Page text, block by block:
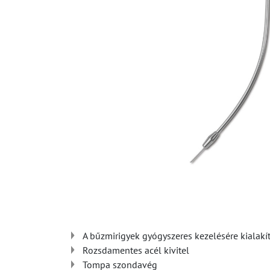
A bűzmirigyek gyógyszeres kezelésére
Rozsdamentes acél kivitel
Tompa szondavég